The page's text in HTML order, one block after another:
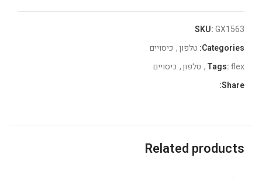
SKU:GX1563
Categories: טלפון, כיסויים
Tags:flex
, טלפון, כיסויים
Share:
Related products